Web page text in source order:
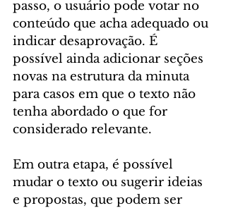
passo, o usuário pode votar no
conteúdo que acha adequado ou
indicar desaprovação. É
possível ainda adicionar seções
novas na estrutura da minuta
para casos em que o texto não
tenha abordado o que for
considerado relevante.
Em outra etapa, é possível
mudar o texto ou sugerir ideias
e propostas, que podem ser